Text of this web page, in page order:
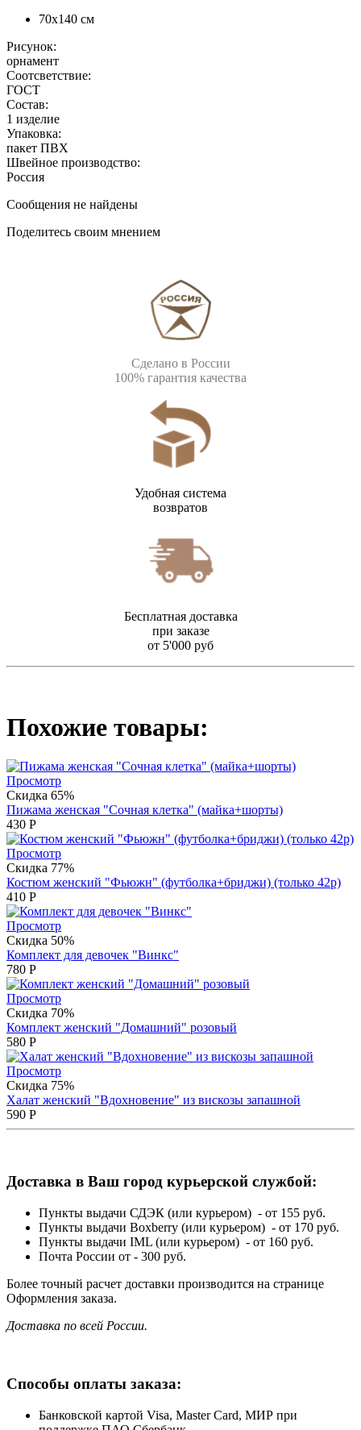
70х140 см
Рисунок:
орнамент
Соотсветствие:
ГОСТ
Состав:
1 изделие
Упаковка:
пакет ПВХ
Швейное производство:
Россия
Сообщения не найдены
Поделитесь своим мнением
Сделано в России
100% гарантия качества
Удобная система
возвратов
Бесплатная доставка
при заказе
от 5'000 руб
Похожие товары:
Просмотр
Скидка 65%
Пижама женская "Сочная клетка" (майка+шорты)
430 Р
Просмотр
Скидка 77%
Костюм женский "Фьюжн" (футболка+бриджи) (только 42р)
410 Р
Просмотр
Скидка 50%
Комплект для девочек "Винкс"
780 Р
Просмотр
Скидка 70%
Комплект женский "Домашний" розовый
580 Р
Просмотр
Скидка 75%
Халат женский "Вдохновение" из вискозы запашной
590 Р
Доставка в Ваш город курьерской службой:
Пункты выдачи СДЭК (или курьером) - от 155 руб.
Пункты выдачи Boxberry (или курьером) - от 170 руб.
Пункты выдачи IML (или курьером) - от 160 руб.
Почта России от - 300 руб.
Более точный расчет доставки производится на странице
Оформления заказа.
Доставка по всей России.
Способы оплаты заказа:
Банковской картой Visa, Master Card, МИР при